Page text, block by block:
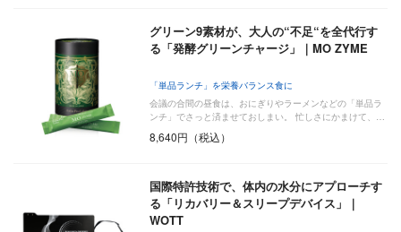
グリーン9素材が、大人の“不足“を全代行す
る「発酵グリーンチャージ」｜MO ZYME
「単品ランチ」を栄養バランス食に
会議の合間の昼食は、おにぎりやラーメンなどの「単品ラ
ンチ」でさっと済ませておしまい。 忙しさにかまけて、…
8,640円（税込）
国際特許技術で、体内の水分にアプローチす
る「リカバリー＆スリープデバイス」｜
WOTT